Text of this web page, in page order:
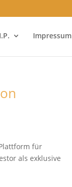
Impressum
für
als exklusive